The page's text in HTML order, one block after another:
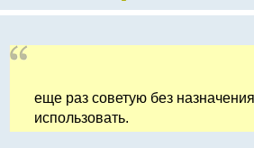
еще раз советую без
использовать.